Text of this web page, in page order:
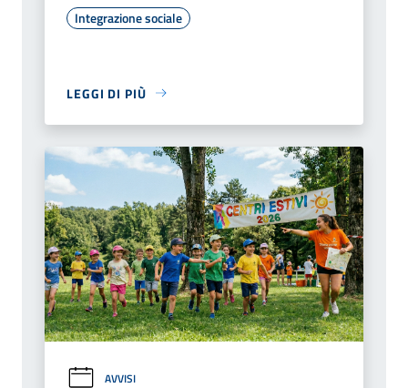
Integrazione sociale
LEGGI DI PIÙ
AVVISI